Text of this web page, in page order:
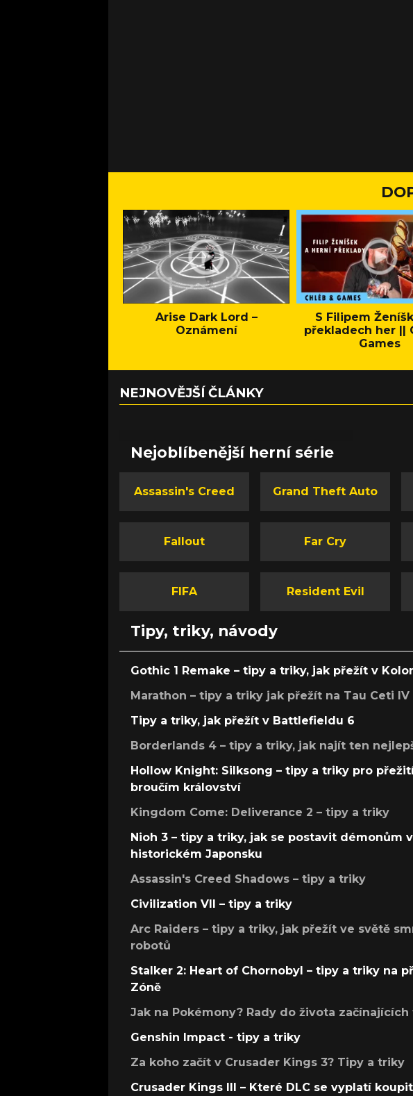
Arise Dark Lord –
Oznámení
S Filipem
překladech her ||
Games
NEJNOVĚJŠÍ ČLÁNKY
Nejoblíbenější herní série
Assassin's Creed Grand Theft Auto
Fallout Far Cry
FIFA Resident Evil
Tipy, triky, návody
Gothic 1 Remake – tipy a triky, jak přežít v
Marathon – tipy a triky jak přežít na Tau Ceti IV
Tipy a triky, jak přežít v Battlefieldu 6
Borderlands 4 – tipy a triky, jak najít ten
Hollow Knight: Silksong – tipy a triky pro
broučím království
Kingdom Come: Deliverance 2 – tipy a triky
Nioh 3 – tipy a triky, jak se postavit démonům v
historickém Japonsku
Assassin's Creed Shadows – tipy a triky
Civilization VII – tipy a triky
Arc Raiders – tipy a triky, jak přežít ve světě
robotů
Stalker 2: Heart of Chornobyl – tipy a triky na
Zóně
Jak na Pokémony? Rady do života
Genshin Impact - tipy a triky
Za koho začít v Crusader Kings 3? Tipy a triky
Crusader Kings III – Které DLC se vyplatí